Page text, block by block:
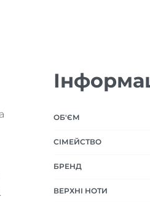
ОБ'ЄМ
СІМЕЙСТВО
БРЕНД
ВЕРХНІ НОТИ